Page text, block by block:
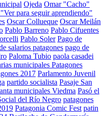
Ojeda Omar "Cacho"
para seguir aprendiendo"
Oscar Collueque Oscar Meilán
Pablo Barreno Pablo Cifuentes
Pablo Soler Pago de
salarios patagones pago de
Paloma Tubio paola casadei
municipales Patagones
2017 Parlamento Juvenil
partido socialista Pasaje San
municipales Viedma Pasó el
del Río Negro patagones
Patagonia Comic Fest patin